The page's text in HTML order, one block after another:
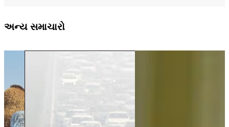
અન્ય સમાચારો